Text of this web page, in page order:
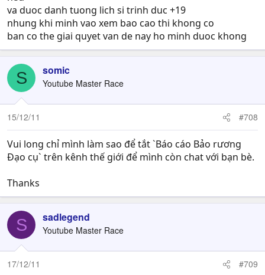
va duoc danh tuong lich si trinh duc +19
nhung khi minh vao xem bao cao thi khong co
ban co the giai quyet van de nay ho minh duoc khong
S somic
Youtube Master Race
15/12/11 #708
Vui long chỉ mình làm sao để tắt `Báo cáo Bảo rương
Đạo cụ` trên kênh thế giới để mình còn chat với bạn bè.
Thanks
S sadlegend
Youtube Master Race
17/12/11 #709